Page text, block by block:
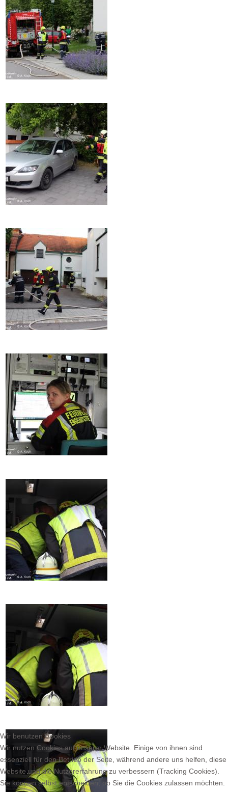
Wir benutzen Cookies
Wir nutzen Cookies auf unserer Website. Einige von ihnen sind
essenziell für den Betrieb der Seite, während andere uns helfen, diese
Website und die Nutzererfahrung zu verbessern (Tracking Cookies).
Sie können selbst entscheiden, ob Sie die Cookies zulassen möchten.